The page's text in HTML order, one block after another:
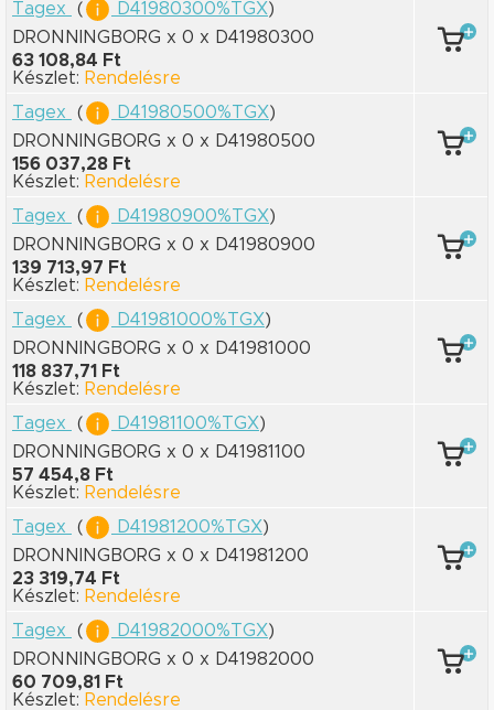
Tagex
( D41980300%TGX)
DRONNINGBORG x 0 x D41980300
63 108,84 Ft
Készlet: Rendelésre
Tagex
( D41980500%TGX)
DRONNINGBORG x 0 x D41980500
156 037,28 Ft
Készlet: Rendelésre
Tagex
( D41980900%TGX)
DRONNINGBORG x 0 x D41980900
139 713,97 Ft
Készlet: Rendelésre
Tagex
( D41981000%TGX)
DRONNINGBORG x 0 x D41981000
118 837,71 Ft
Készlet: Rendelésre
Tagex
( D41981100%TGX)
DRONNINGBORG x 0 x D41981100
57 454,8 Ft
Készlet: Rendelésre
Tagex
( D41981200%TGX)
DRONNINGBORG x 0 x D41981200
23 319,74 Ft
Készlet: Rendelésre
Tagex
( D41982000%TGX)
DRONNINGBORG x 0 x D41982000
60 709,81 Ft
Készlet: Rendelésre